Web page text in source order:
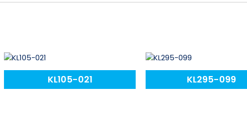
KL105-021 KL295-099